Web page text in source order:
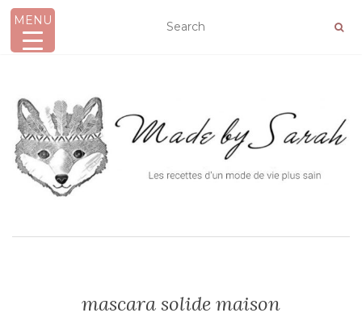
MENU
AFFICHER/MASQUER LA NAVIGATION
mascara solide maison